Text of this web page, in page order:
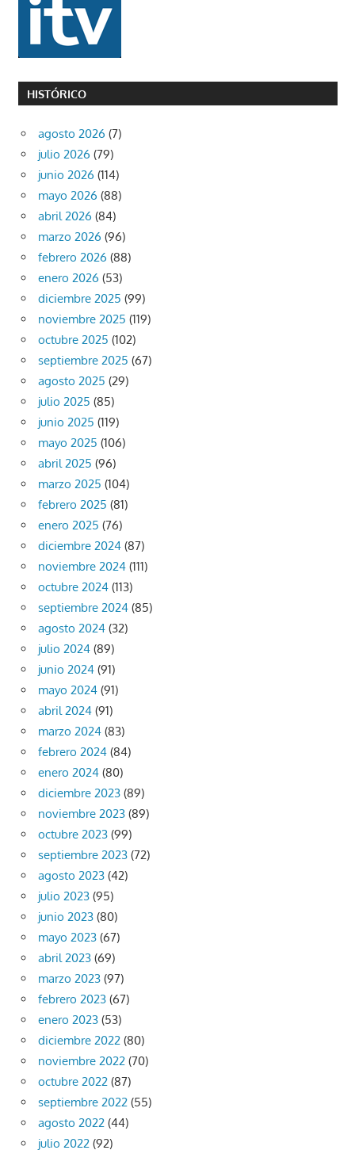
HISTÓRICO
agosto 2026 (7)
julio 2026 (79)
junio 2026 (114)
mayo 2026 (88)
abril 2026 (84)
marzo 2026 (96)
febrero 2026 (88)
enero 2026 (53)
diciembre 2025 (99)
noviembre 2025 (119)
octubre 2025 (102)
septiembre 2025 (67)
agosto 2025 (29)
julio 2025 (85)
junio 2025 (119)
mayo 2025 (106)
abril 2025 (96)
marzo 2025 (104)
febrero 2025 (81)
enero 2025 (76)
diciembre 2024 (87)
noviembre 2024 (111)
octubre 2024 (113)
septiembre 2024 (85)
agosto 2024 (32)
julio 2024 (89)
junio 2024 (91)
mayo 2024 (91)
abril 2024 (91)
marzo 2024 (83)
febrero 2024 (84)
enero 2024 (80)
diciembre 2023 (89)
noviembre 2023 (89)
octubre 2023 (99)
septiembre 2023 (72)
agosto 2023 (42)
julio 2023 (95)
junio 2023 (80)
mayo 2023 (67)
abril 2023 (69)
marzo 2023 (97)
febrero 2023 (67)
enero 2023 (53)
diciembre 2022 (80)
noviembre 2022 (70)
octubre 2022 (87)
septiembre 2022 (55)
agosto 2022 (44)
julio 2022 (92)